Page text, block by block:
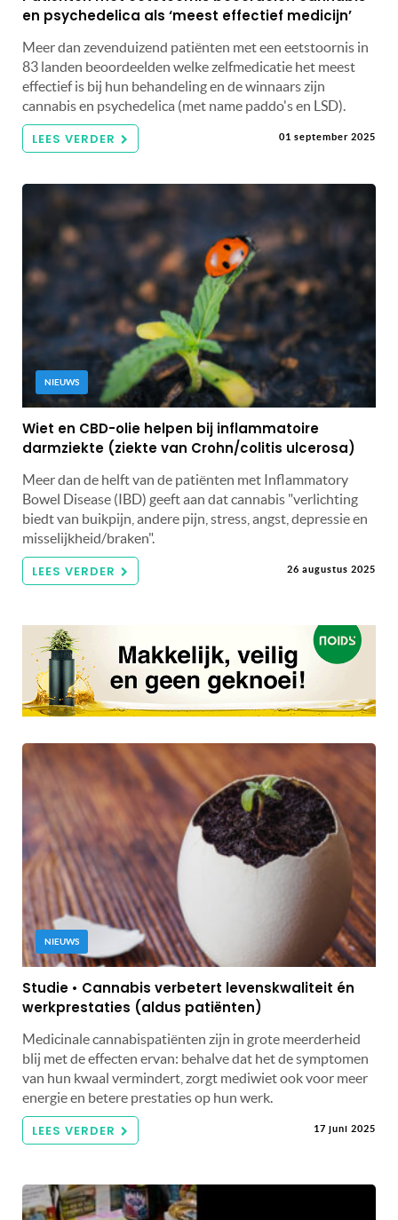
en psychedelica als ‘meest effectief medicijn’
Meer dan zevenduizend patiënten met een eetstoornis in
83 landen beoordeelden welke zelfmedicatie het meest
effectief is bij hun behandeling en de winnaars zijn
cannabis en psychedelica (met name paddo's en LSD).
LEES VERDER 01 september 2025
NIEUWS
Wiet en CBD-olie helpen bij inflammatoire
darmziekte (ziekte van Crohn/colitis ulcerosa)
Meer dan de helft van de patiënten met Inflammatory
Bowel Disease (IBD) geeft aan dat cannabis "verlichting
biedt van buikpijn, andere pijn, stress, angst, depressie en
misselijkheid/braken".
LEES VERDER 26 augustus 2025
NIEUWS
Studie • Cannabis verbetert levenskwaliteit én
werkprestaties (aldus patiënten)
Medicinale cannabispatiënten zijn in grote meerderheid
blij met de effecten ervan: behalve dat het de symptomen
van hun kwaal vermindert, zorgt mediwiet ook voor meer
energie en betere prestaties op hun werk.
LEES VERDER 17 juni 2025